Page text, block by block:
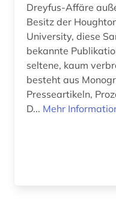
daten (2)
datenanalyse (1)
ddr (4)
demokratie (5)
Dreyfus-Affäre
Besitz der
University, diese
bekannte
seltene, kaum
besteht aus
Presseartikeln,
D... Mehr